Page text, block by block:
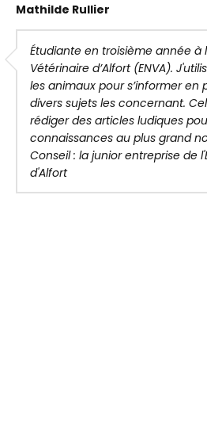
Mathilde Rullier
Étudiante en troisième année à
Vétérinaire d’Alfort (ENVA).
les animaux pour s’informer en
divers sujets les concernant.
rédiger des articles ludiques
connaissances au plus grand
Conseil : la junior entreprise de
d'Alfort